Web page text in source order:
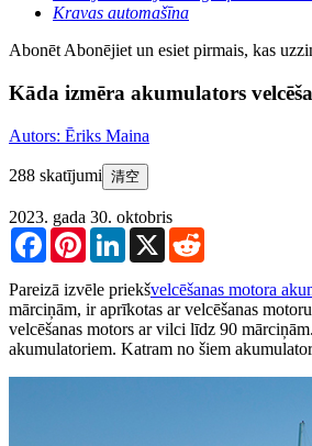
Kravas automašīna
Abonēt Abonējiet un esiet pirmais, kas
Kāda izmēra akumulators
Autors: Ēriks Maina
288 skatījumi 清空
2023. gada 30. oktobris
FacebookPinterestLinkedIn
X
Pareizā izvēle priekšvelcēšanas motora
mārciņām, ir aprīkotas ar velcēšanas
velcēšanas motors ar vilci līdz 90
akumulatoriem. Katram no šiem